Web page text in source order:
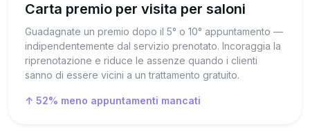
Carta premio per visita per saloni
Guadagnate un premio dopo il 5° o 10° appuntamento —
indipendentemente dal servizio prenotato. Incoraggia la
riprenotazione e riduce le assenze quando i clienti
sanno di essere vicini a un trattamento gratuito.
↑ 52% meno appuntamenti mancati